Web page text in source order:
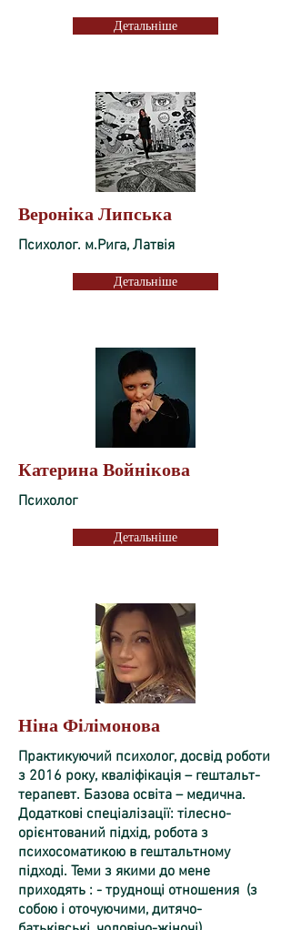
Детальніше
Вероніка Липська
Психолог. м.Рига, Латвія
Детальніше
Катерина Войнікова
Психолог
Детальніше
Ніна Філімонова
Практикуючий психолог, досвід роботи
з 2016 року, кваліфікація – гештальт-
терапевт. Базова освіта – медична.
Додаткові спеціалізації: тілесно-
орієнтований підхід, робота з
психосоматикою в гештальтному
підході. Теми з якими до мене
приходять : - труднощі отношения (з
собою і оточуючими, дитячо-